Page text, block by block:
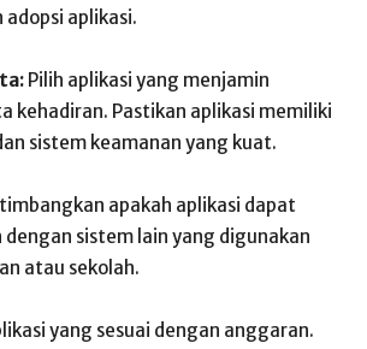
aplikasi.
Pilih aplikasi yang menjamin
kehadiran. Pastikan aplikasi memiliki
sistem keamanan yang kuat.
apakah aplikasi dapat
sistem lain yang digunakan
atau sekolah.
yang sesuai dengan anggaran.